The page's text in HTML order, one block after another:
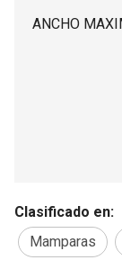
ANCHO
1
Clasificado en:
Mamparas